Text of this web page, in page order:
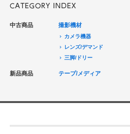
中古商品 撮影機材
カメラ機器
レンズ/デマンド
三脚/ドリー
ポータブルレコーダ
新品商品 テープ/メディア